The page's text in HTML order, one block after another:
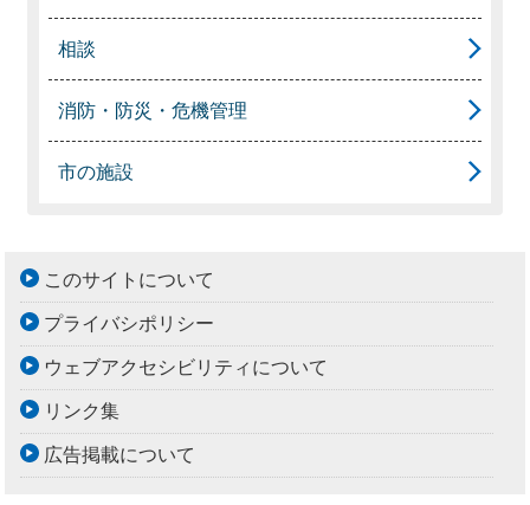
相談
消防・防災・危機管理
市の施設
このサイトについて
プライバシポリシー
ウェブアクセシビリティについて
リンク集
広告掲載について